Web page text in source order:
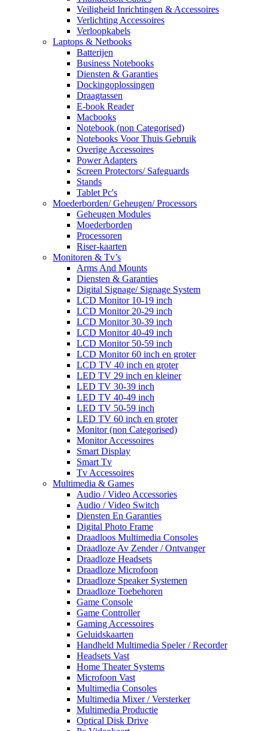
Veiligheid Inrichtingen & Accessoires
Verlichting Accessoires
Verloopkabels
Laptops & Netbooks
Batterijen
Business Notebooks
Diensten & Garanties
Dockingoplossingen
Draagtassen
E-book Reader
Macbooks
Notebook (non Categorised)
Notebooks Voor Thuis Gebruik
Overige Accessoires
Power Adapters
Screen Protectors/ Safeguards
Stands
Tablet Pc's
Moederborden/ Geheugen/ Processors
Geheugen Modules
Moederborden
Processoren
Riser-kaarten
Monitoren & Tv’s
Arms And Mounts
Diensten & Garanties
Digital Signage/ Signage System
LCD Monitor 10-19 inch
LCD Monitor 20-29 inch
LCD Monitor 30-39 inch
LCD Monitor 40-49 inch
LCD Monitor 50-59 inch
LCD Monitor 60 inch en groter
LCD TV 40 inch en groter
LED TV 29 inch en kleiner
LED TV 30-39 inch
LED TV 40-49 inch
LED TV 50-59 inch
LED TV 60 inch en groter
Monitor (non Categorised)
Monitor Accessoires
Smart Display
Smart Tv
Tv Accessoires
Multimedia & Games
Audio / Video Accessories
Audio / Video Switch
Diensten En Garanties
Digital Photo Frame
Draadloos Multimedia Consoles
Draadloze Av Zender / Ontvanger
Draadloze Headsets
Draadloze Microfoon
Draadloze Speaker Systemen
Draadloze Toebehoren
Game Console
Game Controller
Gaming Accessoires
Geluidskaarten
Handheld Multimedia Speler / Recorder
Headsets Vast
Home Theater Systems
Microfoon Vast
Multimedia Consoles
Multimedia Mixer / Versterker
Multimedia Productie
Optical Disk Drive